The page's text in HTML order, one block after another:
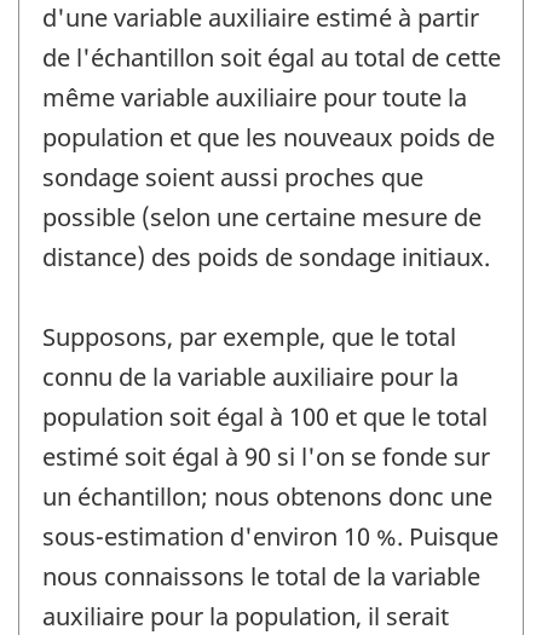
d'une variable auxiliaire estimé à partir
de l'échantillon soit égal au total de cette
même variable auxiliaire pour toute la
population et que les nouveaux poids de
sondage soient aussi proches que
possible (selon une certaine mesure de
distance) des poids de sondage initiaux.
Supposons, par exemple, que le total
connu de la variable auxiliaire pour la
population soit égal à 100 et que le total
estimé soit égal à 90 si l'on se fonde sur
un échantillon; nous obtenons donc une
sous-estimation d'environ 10 %. Puisque
nous connaissons le total de la variable
auxiliaire pour la population, il serait